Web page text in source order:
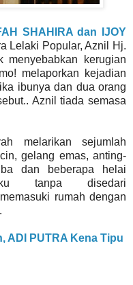
SHAHIRA dan IJOY
Lelaki Popular, Aznil Hj.
menyebabkan kerugian
melaporkan kejadian
ibunya dan dua orang
Aznil tiada semasa
melarikan sejumlah
gelang emas, anting-
dan beberapa helai
tanpa disedari
rumah dengan
ADI PUTRA Kena Tipu